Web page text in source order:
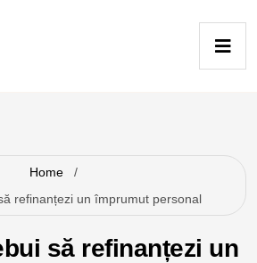
Home
/
refinanțezi un împrumut personal
să refinanțezi un